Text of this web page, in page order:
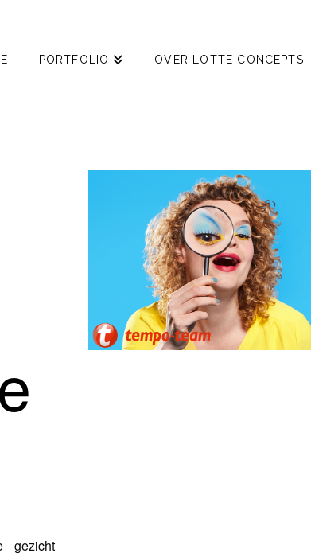
PORTFOLIO OVER LOTTE CONCEPTS
gezicht